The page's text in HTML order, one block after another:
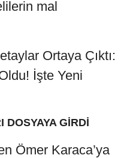
mal
DOSYAYA GİRDİ
Ömer Karaca’ya